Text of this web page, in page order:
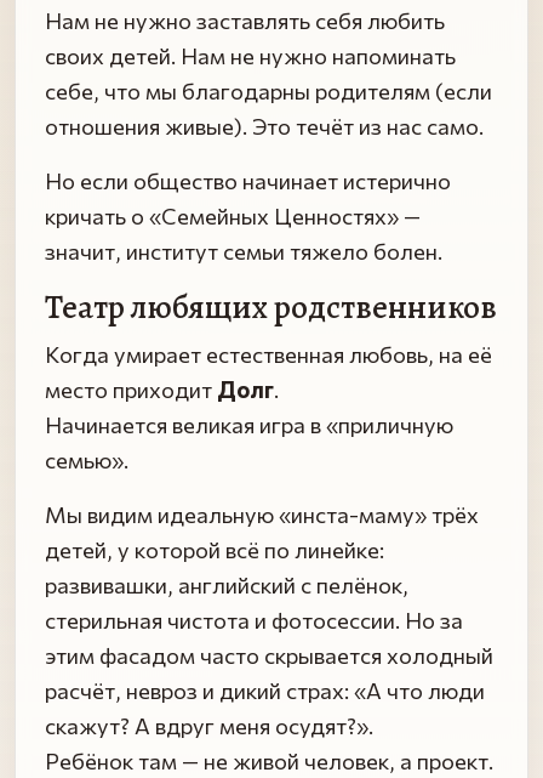
Нам не нужно заставлять себя любить
своих детей. Нам не нужно напоминать
себе, что мы благодарны родителям (если
отношения живые). Это течёт из нас само.
Но если общество начинает истерично
кричать о «Семейных Ценностях» —
значит, институт семьи тяжело болен.
Театр любящих родственников
Когда умирает естественная любовь, на её
место приходит Долг.
Начинается великая игра в «приличную
семью».
Мы видим идеальную «инста-маму» трёх
детей, у которой всё по линейке:
развивашки, английский с пелёнок,
стерильная чистота и фотосессии. Но за
этим фасадом часто скрывается холодный
расчёт, невроз и дикий страх: «А что люди
скажут? А вдруг меня осудят?».
Ребёнок там — не живой человек, а проект.